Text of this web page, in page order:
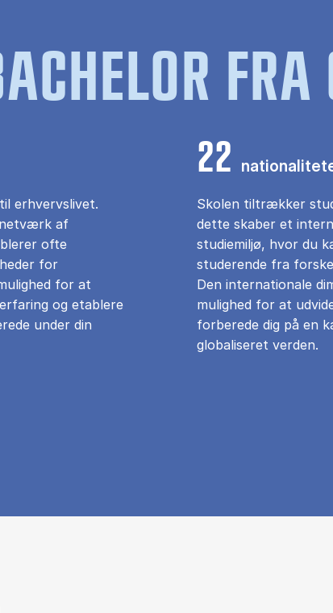
FRA
erhvervslivet.
af
ofte
for
for at
og etablere
under din
22
Skolen tiltrækker
dette skaber et
studiemiljø, hvor du
studerende fra
Den internationale
mulighed for at
forberede dig på en
globaliseret verden.